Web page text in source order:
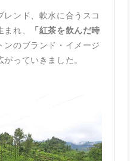
ンド、軟水に合うスコ
れ、
「紅茶を飲んだ時
ンのブランド・イメージ
っていきました。